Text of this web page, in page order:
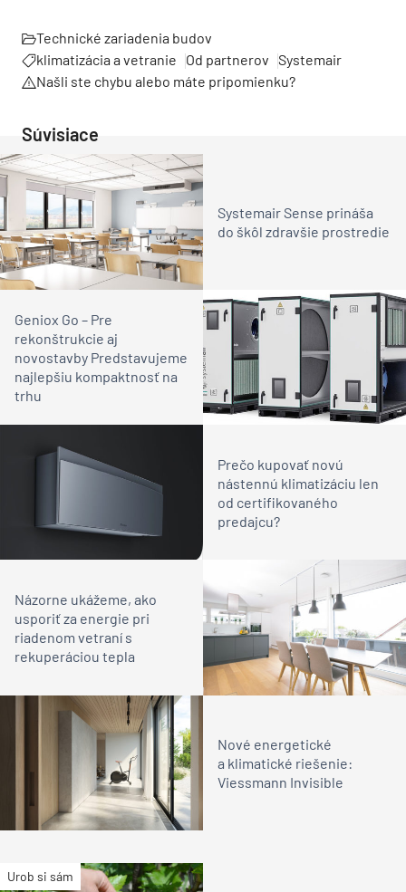
Technické zariadenia budov
klimatizácia a vetranie
Od partnerov Systemair
Našli ste chybu alebo máte pripomienku?
Súvisiace
Systemair Sense prináša
do škôl zdravšie prostredie
Geniox Go – Pre
rekonštrukcie aj
novostavby Predstavujeme
najlepšiu kompaktnosť na
trhu
Prečo kupovať novú
nástennú klimatizáciu len
od certifikovaného
predajcu?
Názorne ukážeme, ako
usporiť za energie pri
riadenom vetraní s
rekuperáciou tepla
Nové energetické
a klimatické riešenie:
Viessmann Invisible
Urob si sám